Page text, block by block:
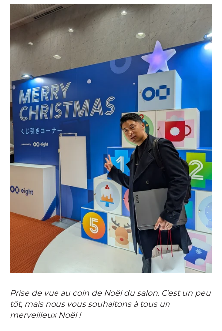
Prise de vue au coin de Noël du salon. C'est un peu
tôt, mais nous vous souhaitons à tous un
merveilleux Noël !